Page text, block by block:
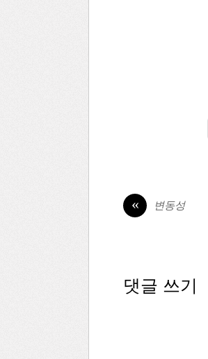
« 변동성
댓글 쓰기